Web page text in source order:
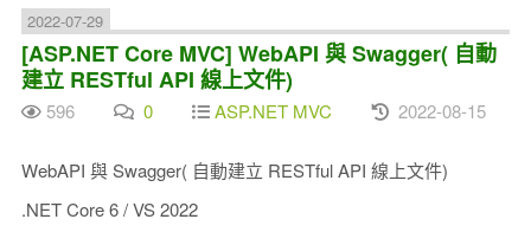
2022-07-29
[ASP.NET Core MVC] WebAPI 與 Swagger( 自動
建立 RESTful API 線上文件)
596 0 ASP.NET MVC 2022-08-15
WebAPI 與 Swagger( 自動建立 RESTful API 線上文件)
.NET Core 6 / VS 2022